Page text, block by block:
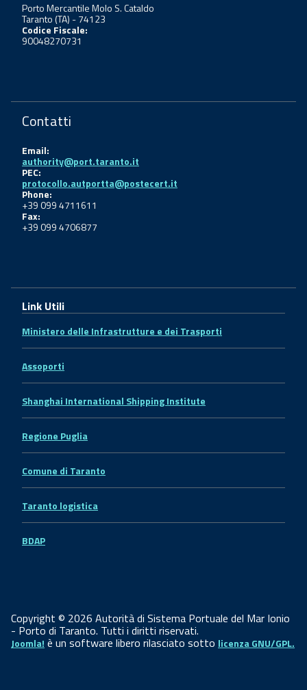
Porto Mercantile Molo S. Cataldo
Taranto (TA) - 74123
Codice Fiscale:
90048270731
Contatti
Email:
authority@port.taranto.it
PEC:
protocollo.autportta@postecert.it
Phone:
+39 099 4711611
Fax:
+39 099 4706877
Link Utili
Ministero delle Infrastrutture e dei Trasporti
Assoporti
Shanghai International Shipping Institute
Regione Puglia
Comune di Taranto
Taranto logistica
BDAP
Copyright © 2026 Autorità di Sistema Portuale del Mar Ionio
- Porto di Taranto. Tutti i diritti riservati.
Joomla! è un software libero rilasciato sotto licenza GNU/GPL.